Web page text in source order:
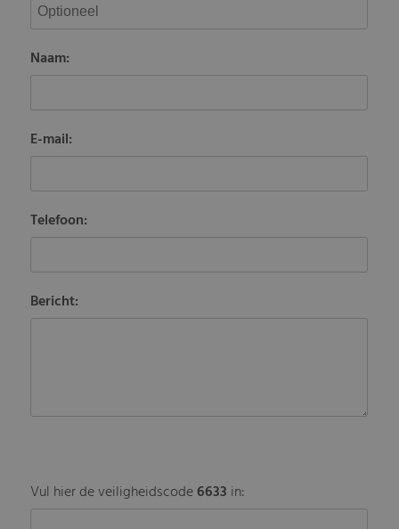
Naam:
E-mail:
Telefoon:
Bericht:
Vul hier de veiligheidscode6633 in: